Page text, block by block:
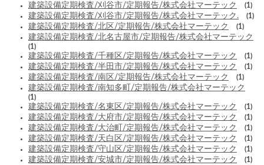
建築設備定期検査/刈谷市/定期報告/株式会社マーテック (1)
建築設備定期検査/刈谷市/定期報告/株式会社マーテック. (1)
建築設備定期検査/北区/定期報告/株式会社マーテック (1)
建築設備定期検査/北名古屋市/定期報告/株式会社マーテック
(1)
建築設備定期検査/千種区/定期報告/株式会社マーテック (1)
建築設備定期検査/半田市/定期報告/株式会社マーテック (1)
建築設備定期検査/南区/定期報告/株式会社マーテック (1)
建築設備定期検査/南知多町/定期報告/株式会社マーテック
(1)
建築設備定期検査/名東区/定期報告/株式会社マーテック (1)
建築設備定期検査/大府市/定期報告/株式会社マーテック (1)
建築設備定期検査/大治町/定期報告/株式会社マーテック (1)
建築設備定期検査/天白区/定期報告/株式会社マーテック (1)
建築設備定期検査/守山区/定期報告/株式会社マーテック (1)
建築設備定期検査/安城市/定期報告/株式会社マーテック (1)